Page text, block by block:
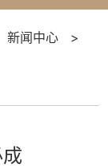
新闻中心 >